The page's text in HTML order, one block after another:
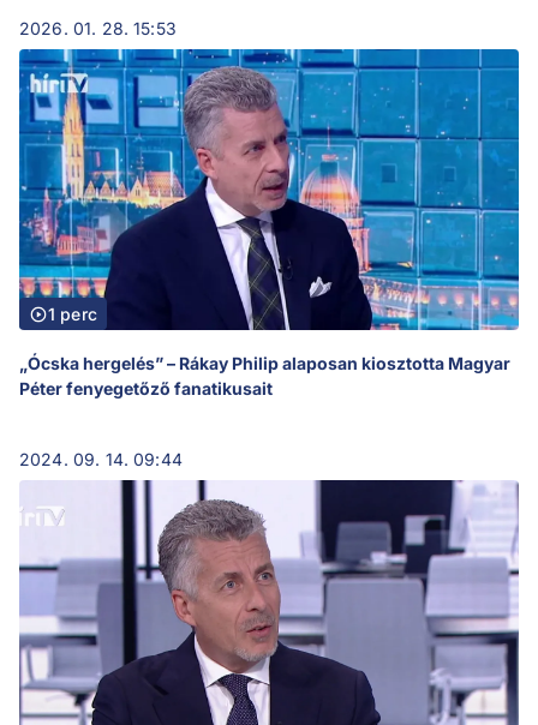
2026. 01. 28. 15:53
1 perc
„Ócska hergelés” – Rákay Philip alaposan kiosztotta Magyar
Péter fenyegetőző fanatikusait
2024. 09. 14. 09:44